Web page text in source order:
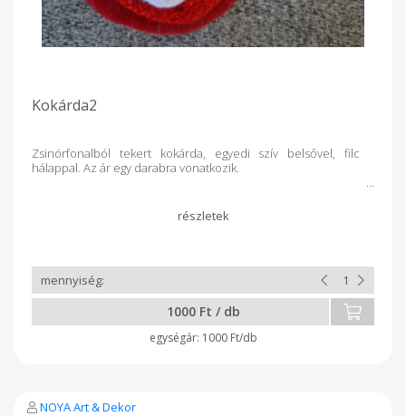
Kokárda2
Zsinórfonalból tekert kokárda, egyedi szív belsővel, filc
hálappal. Az ár egy darabra vonatkozik.
1000 Ft / db
1000 Ft/db
NOYA Art & Dekor